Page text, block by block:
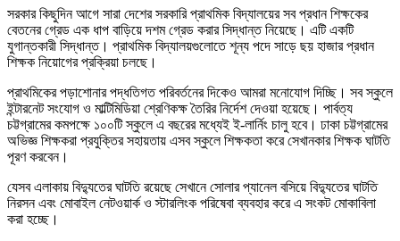
সরকার কিছুদিন আগে সারা দেশের সরকারি প্রাথমিক বিদ্যালয়ের সব প্রধান শিক্ষকের
বেতনের গ্রেড এক ধাপ বাড়িয়ে দশম গ্রেড করার সিদ্ধান্ত নিয়েছে। এটি একটি
যুগান্তকারী সিদ্ধান্ত। প্রাথমিক বিদ্যালয়গুলোতে শূন্য পদে সাড়ে ছয় হাজার প্রধান
শিক্ষক নিয়োগের প্রক্রিয়া চলছে।
প্রাথমিকের পড়াশোনার পদ্ধতিগত পরিবর্তনের দিকেও আমরা মনোযোগ দিচ্ছি। সব স্কুলে
ইন্টারনেট সংযোগ ও মাল্টিমিডিয়া শ্রেণিকক্ষ তৈরির নির্দেশ দেওয়া হয়েছে। পার্বত্য
চট্টগ্রামের কমপক্ষে ১০০টি স্কুলে এ বছরের মধ্যেই ই-লার্নিং চালু হবে। ঢাকা চট্টগ্রামের
অভিজ্ঞ শিক্ষকরা প্রযুক্তির সহায়তায় এসব স্কুলে শিক্ষকতা করে সেখানকার শিক্ষক ঘাটতি
পূরণ করবেন।
যেসব এলাকায় বিদ্যুতের ঘাটতি রয়েছে সেখানে সোলার প্যানেল বসিয়ে বিদ্যুতের ঘাটতি
নিরসন এবং মোবাইল নেটওয়ার্ক ও স্টারলিংক পরিষেবা ব্যবহার করে এ সংকট মোকাবিলা
করা হচ্ছে।